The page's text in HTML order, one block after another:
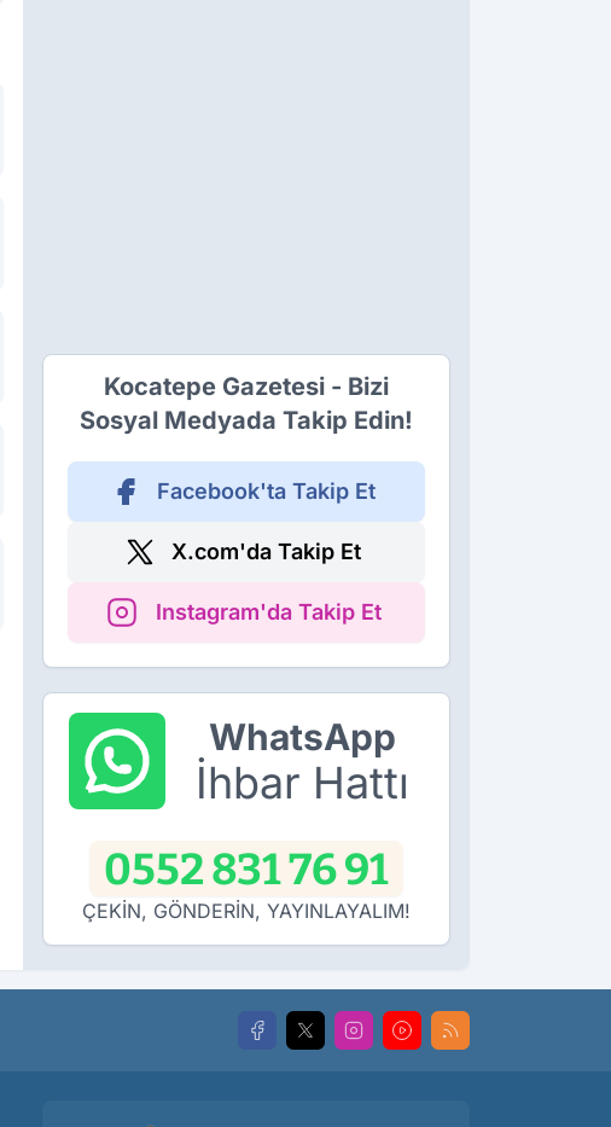
Kocatepe Gazetesi - Bizi
Sosyal Medyada Takip Edin!
Facebook'ta Takip Et
X.com'da Takip Et
Instagram'da Takip Et
WhatsApp
İhbar Hattı
0552 831 76 91
ÇEKİN, GÖNDERİN, YAYINLAYALIM!